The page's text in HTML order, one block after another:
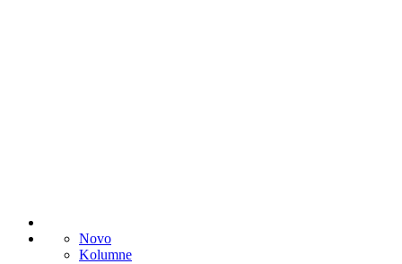
Novo
Kolumne